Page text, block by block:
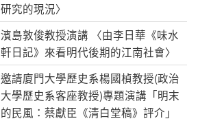
研究的現況〉
濱島敦俊教授演講 〈由李日華《味水
軒日記》來看明代後期的江南社會〉
邀請廈門大學歷史系楊國楨教授(政治
大學歷史系客座教授)專題演講「明末
的民風：蔡獻臣《清白堂稿》評介」